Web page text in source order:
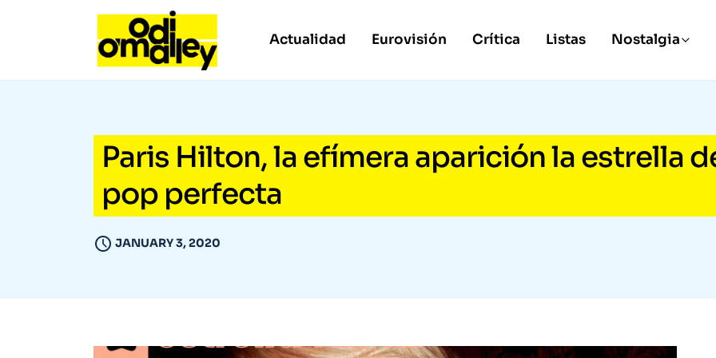
Actualidad Eurovisión Crítica Listas Nostalgia
Paris Hilton, la efímera aparición la estrella
pop perfecta
JANUARY 3, 2020